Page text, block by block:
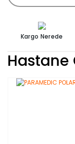
Kargo Nerede
Hastane